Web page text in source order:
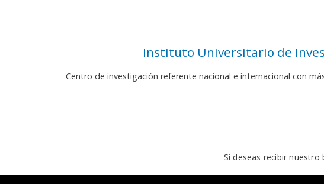
Instituto Universitario de
Centro de investigación referente nacional e internacional con
Si deseas recibir